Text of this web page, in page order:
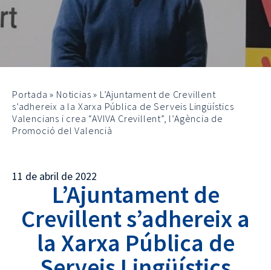
Portada » Noticias » L’Ajuntament de Crevillent
s’adhereix a la Xarxa Pública de Serveis Lingüístics
Valencians i crea “AVIVA Crevillent”, l’Agència de
Promoció del Valencià
11 de abril de 2022
L’Ajuntament de
Crevillent s’adhereix a
la Xarxa Pública de